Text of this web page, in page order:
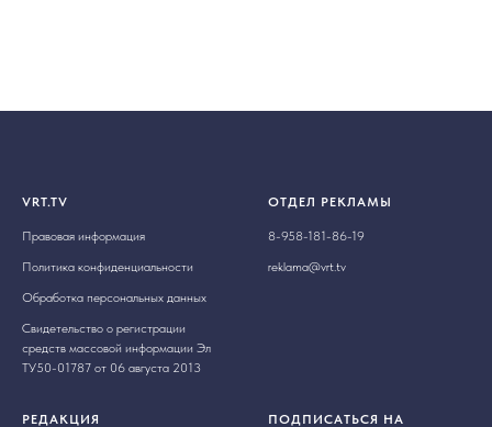
VRT.TV
Правовая информация
Политика конфиденциальности
Обработка персональных данных
Свидетельство о регистрации
средств массовой информации Эл
ТУ50-01787 от 06 августа 2013
ОТДЕЛ РЕКЛАМЫ
8-958-181-86-19
reklama@vrt.tv
РЕДАКЦИЯ ПОДПИСАТЬСЯ НА